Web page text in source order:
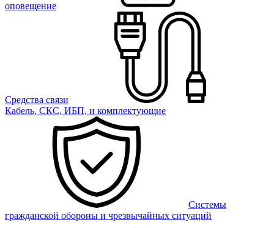
оповещение
Средства связи
Кабель, СКС, ИБП, и комплектующие
Системы
гражданской обороны и чрезвычайных ситуаций